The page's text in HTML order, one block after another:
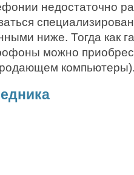
недостаточно
ниже. Тогда как
можно